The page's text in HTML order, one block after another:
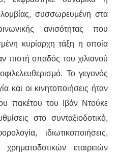
συσσωρευμένη στα
ανισότηταςπου
κυρίαρχη τάξη η οποία
πιστή οπαδός του χιλιανού
Το γεγονός
και οι κινητοποιήσεις ήταν
πακέτου του
Ιβάν Ντούκε
στο συνταξιοδοτικό,
ιδιωτικοποιήσεις,
εταιρειών